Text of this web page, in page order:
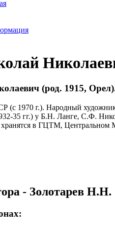
(род. 1915,
1970 г.). Народный
35 гг.) у Б.Н. Ланге, С.Ф.
хранятся в ГЦТМ,
- Золотарев Н.Н.